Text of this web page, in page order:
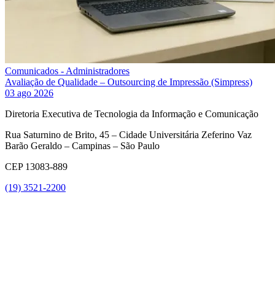
Comunicados - Administradores
Avaliação de Qualidade – Outsourcing de Impressão (Simpress)
03 ago 2026
Diretoria Executiva de Tecnologia da Informação e Comunicação
Rua Saturnino de Brito, 45 – Cidade Universitária Zeferino Vaz
Barão Geraldo – Campinas – São Paulo
CEP 13083-889
(19) 3521-2200